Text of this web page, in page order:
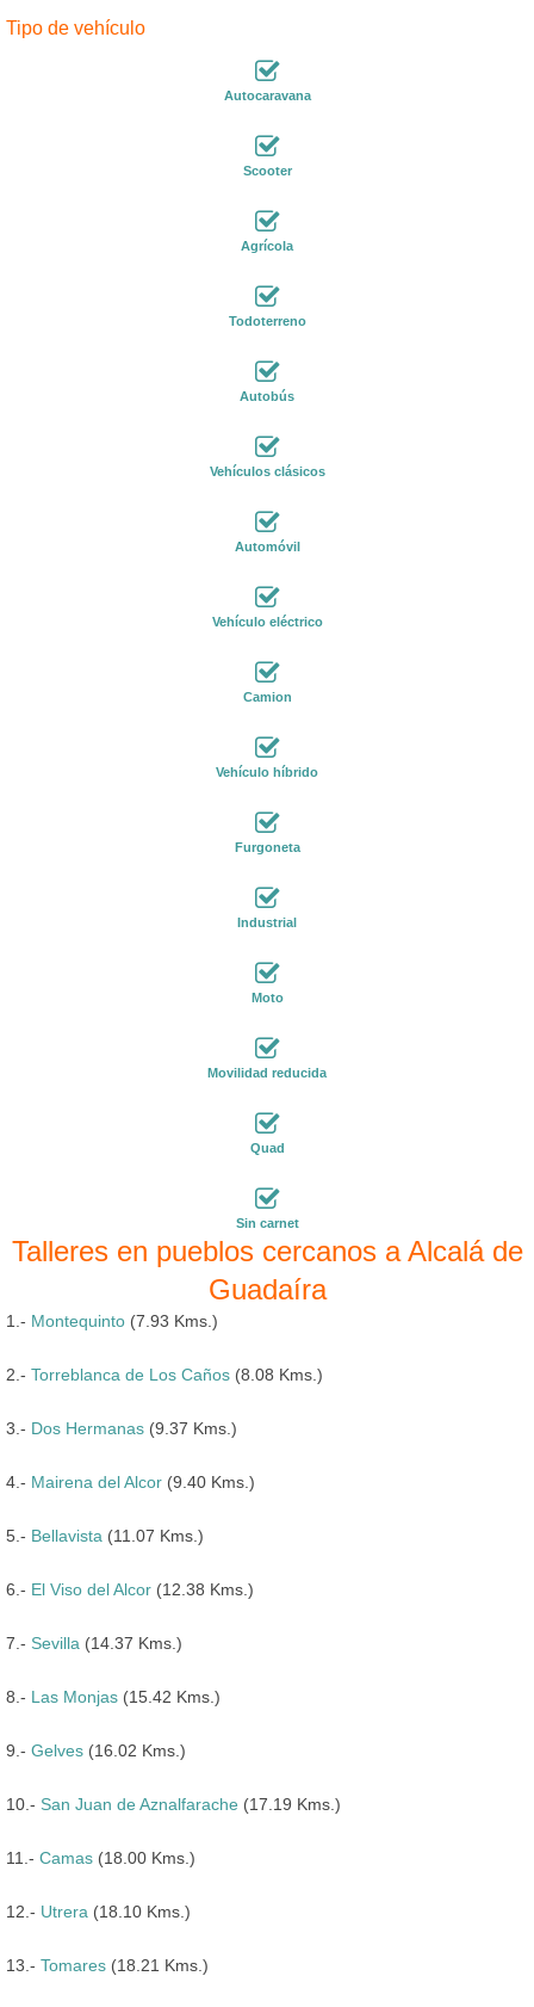
Tipo de vehículo
Autocaravana
Scooter
Agrícola
Todoterreno
Autobús
Vehículos clásicos
Automóvil
Vehículo eléctrico
Camion
Vehículo híbrido
Furgoneta
Industrial
Moto
Movilidad reducida
Quad
Sin carnet
Talleres en pueblos cercanos a Alcalá de
Guadaíra
1.- Montequinto (7.93 Kms.)
2.- Torreblanca de Los Caños (8.08 Kms.)
3.- Dos Hermanas (9.37 Kms.)
4.- Mairena del Alcor (9.40 Kms.)
5.- Bellavista (11.07 Kms.)
6.- El Viso del Alcor (12.38 Kms.)
7.- Sevilla (14.37 Kms.)
8.- Las Monjas (15.42 Kms.)
9.- Gelves (16.02 Kms.)
10.- San Juan de Aznalfarache (17.19 Kms.)
11.- Camas (18.00 Kms.)
12.- Utrera (18.10 Kms.)
13.- Tomares (18.21 Kms.)